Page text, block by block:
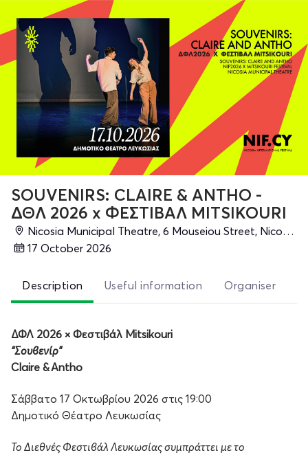
SOUVENIRS: CLAIRE & ANTHO -
ΔΘΛ 2026 x ΦΕΣΤΙΒΑΛ MITSIKOURI
Nicosia Municipal Theatre, 6 Mouseiou Street, Nicosia, Nicosia
17 October 2026
Description Useful information Organiser
ΔΦΛ 2026 × Φεστιβάλ Mitsikouri
“Σουβενίρ”
Claire & Antho
Σάββατο 17 Οκτωβρίου 2026 στις 19:00
Δημοτικό Θέατρο Λευκωσίας
Το Διεθνές Φεστιβάλ Λευκωσίας συμπράττει με το